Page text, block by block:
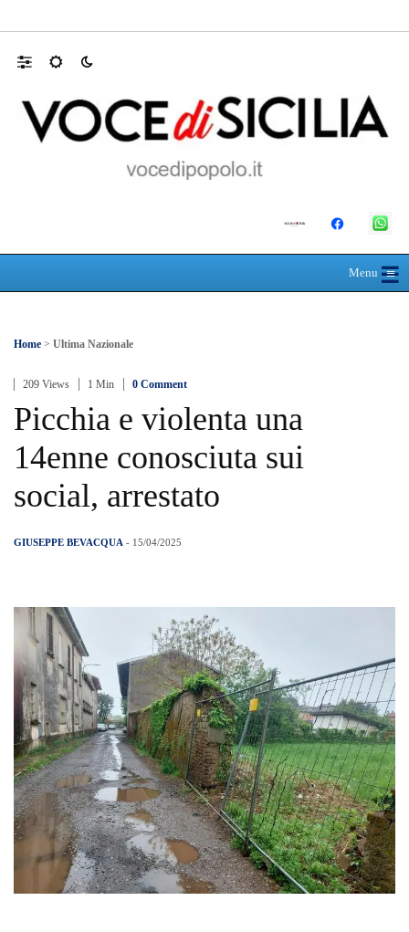
Menu≡
☰
Home > Ultima Nazionale
209 Views 1 Min 0 Comment
Picchia e violenta una
14enne conosciuta sui
social, arrestato
GIUSEPPE BEVACQUA - 15/04/2025